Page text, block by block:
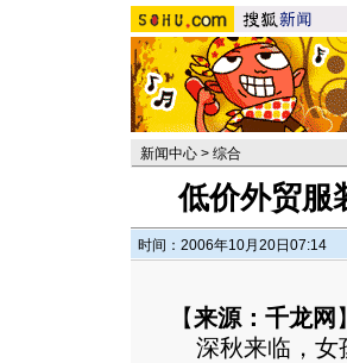
新闻中心 > 综合
低价外贸服
时间：2006年10月20日07:14
【来源：千龙网 】
深秋来临，女孩